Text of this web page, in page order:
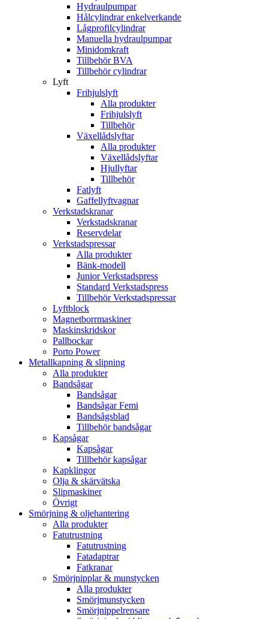
Hydraulpumpar
Hålcylindrar enkelverkande
Lågprofilcylindrar
Manuella hydraulpumpar
Minidomkraft
Tillbehör BVA
Tillbehör cylindrar
Lyft
Frihjulslyft
Alla produkter
Frihjulslyft
Tillbehör
Växellådslyftar
Alla produkter
Växellådslyftar
Hjullyftar
Tillbehör
Fatlyft
Gaffellyftvagnar
Verkstadskranar
Verkstadskranar
Reservdelar
Verkstadspressar
Alla produkter
Bänk-modell
Junior Verkstadspress
Standard Verkstadspress
Tillbehör Verkstadspressar
Lyftblock
Magnetborrmaskiner
Maskinskridskor
Pallbockar
Porto Power
Metallkapning & slipning
Alla produkter
Bandsågar
Bandsågar
Bandsågar Femi
Bandsågsblad
Tillbehör bandsågar
Kapsågar
Kapsågar
Tillbehör kapsågar
Kapklingor
Olja & skärvätska
Slipmaskiner
Övrigt
Smörjning & oljehantering
Alla produkter
Fatutrustning
Fatutrustning
Fatadaptrar
Fatkranar
Smörjnipplar & munstycken
Alla produkter
Smörjmunstycken
Smörjnippelrensare